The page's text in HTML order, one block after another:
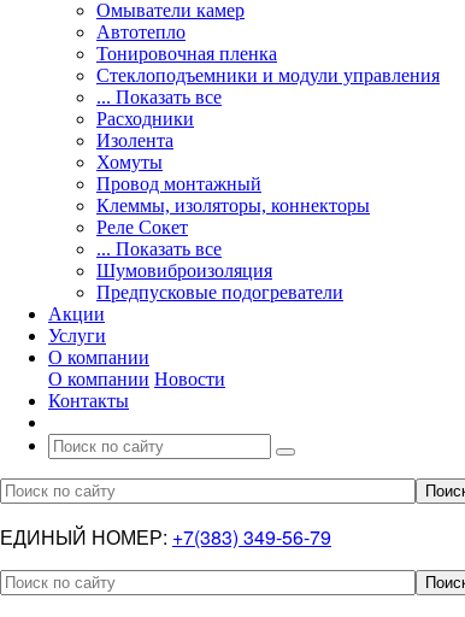
Омыватели камер
Автотепло
Тонировочная пленка
Стеклоподъемники и модули управления
... Показать все
Расходники
Изолента
Хомуты
Провод монтажный
Клеммы, изоляторы, коннекторы
Реле Сокет
... Показать все
Шумовиброизоляция
Предпусковые подогреватели
Акции
Услуги
О компании
О компании Новости
Контакты
ЕДИНЫЙ НОМЕР: +7(383) 349-56-79